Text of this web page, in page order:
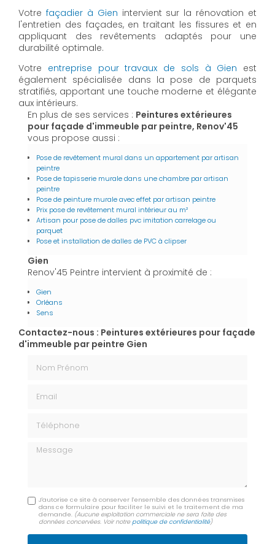
Votre façadier à Gien intervient sur la rénovation et
l'entretien des façades, en traitant les fissures et en
appliquant des revêtements adaptés pour une
durabilité optimale.
Votre entreprise pour travaux de sols à Gien est
également spécialisée dans la pose de parquets
stratifiés, apportant une touche moderne et élégante
aux intérieurs.
En plus de ses services : Peintures extérieures
pour façade d'immeuble par peintre, Renov'45
vous propose aussi :
Pose de revêtement mural dans un appartement par artisan
peintre
Pose de tapisserie murale dans une chambre par artisan
peintre
Pose de peinture murale avec effet par artisan peintre
Prix pose de revêtement mural intérieur au m²
Artisan pour pose de dalles pvc imitation carrelage ou
parquet
Pose et installation de dalles de PVC à clipser
Gien
Renov'45 Peintre intervient à proximité de :
Gien
Orléans
Sens
Contactez-nous : Peintures extérieures pour façade
d'immeuble par peintre Gien
Message
J'autorise ce site à conserver l'ensemble des données transmises
dans ce formulaire pour faciliter le suivi et le traitement de ma
demande. (Aucune exploitation commerciale ne sera faite des
données concervées. Voir notrepolitique de confidentialité)